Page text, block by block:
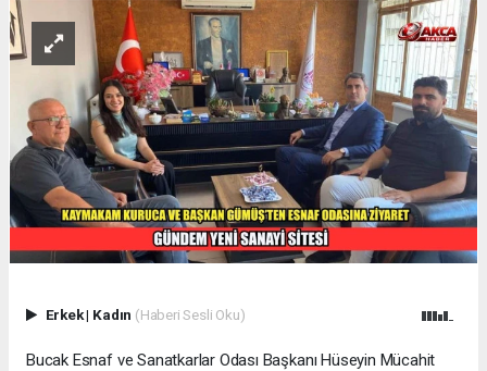
Erkek| Kadın (Haberi Sesli Oku)
Bucak Esnaf ve Sanatkarlar Odası Başkanı Hüseyin Mücahit